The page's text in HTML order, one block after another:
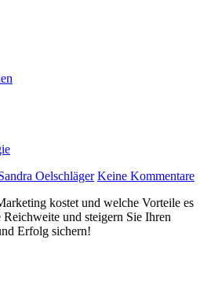
Oelschläger Keine Kommentare
kostet und welche Vorteile es
und steigern Sie Ihren
Erfolg sichern!